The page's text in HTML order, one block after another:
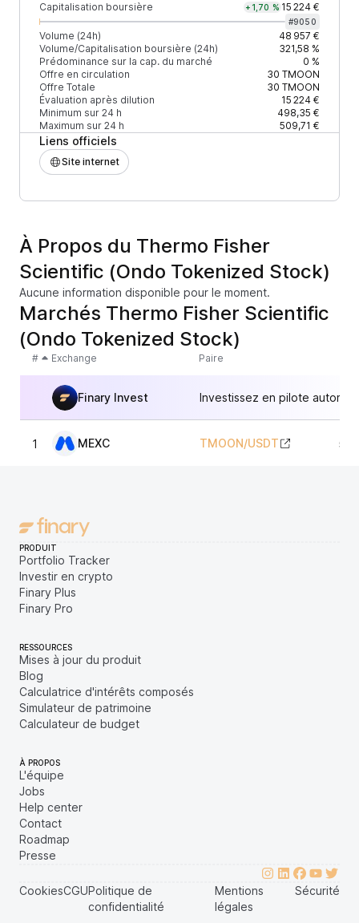
Capitalisation boursière +1,70 % 15 224 €
#9050
Volume (24h)
48 957 €
Volume/Capitalisation boursière (24h)
321,58 %
Prédominance sur la cap. du marché
0 %
Offre en circulation
30 TMOON
Offre Totale
30 TMOON
Évaluation après dilution
15 224 €
Minimum sur 24 h
498,35 €
Maximum sur 24 h
509,71 €
Liens officiels
Site internet
À Propos du Thermo Fisher
Scientific (Ondo Tokenized Stock)
Aucune information disponible pour le moment.
Marchés Thermo Fisher Scientific
(Ondo Tokenized Stock)
# Exchange Paire
Finary Invest Investissez en pilote
1 MEXC TMOON/USDT
PRODUIT
Portfolio Tracker
Investir en crypto
Finary Plus
Finary Pro
RESSOURCES
Mises à jour du produit
Blog
Calculatrice d'intérêts composés
Simulateur de patrimoine
Calculateur de budget
À PROPOS
L'équipe
Jobs
Help center
Contact
Roadmap
Presse
CookiesCGUPolitique de
confidentialité
Mentions
légales
Sécurité